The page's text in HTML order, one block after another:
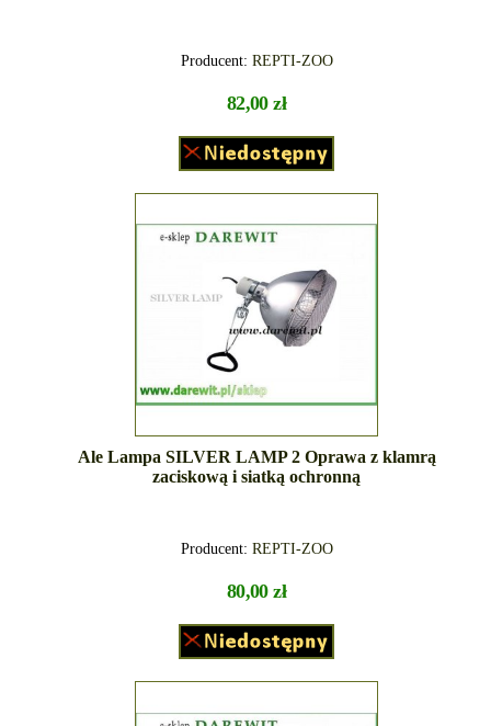
Producent: REPTI-ZOO
82,00 zł
Ale Lampa SILVER LAMP 2 Oprawa z klamrą
zaciskową i siatką ochronną
Producent: REPTI-ZOO
80,00 zł